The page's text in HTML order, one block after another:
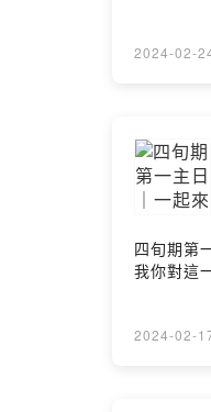
2024-02-
四旬期第
我你對這
2024-02-